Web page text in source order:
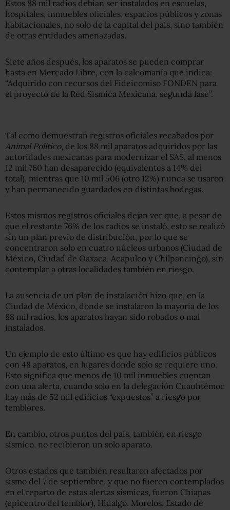
Estos 88 mil radios debían ser instalados en escuelas,
hospitales, inmuebles oficiales, espacios públicos y zonas
habitacionales, no solo de la capital del país, sino también
de otras entidades amenazadas.
Siete años después, los aparatos se pueden comprar
hasta en Mercado Libre, con la calcomanía que indica:
“Adquirido con recursos del Fideicomiso FONDEN para
el proyecto de la Red Sísmica Mexicana, segunda fase”.
Tal como demuestran registros oficiales recabados por
Animal Político, de los 88 mil aparatos adquiridos por las
autoridades mexicanas para modernizar el SAS, al menos
12 mil 760 han desaparecido (equivalentes a 14% del
total), mientras que 10 mil 506 (otro 12%) nunca se usaron
y han permanecido guardados en distintas bodegas.
Estos mismos registros oficiales dejan ver que, a pesar de
que el restante 76% de los radios se instaló, esto se realizó
sin un plan previo de distribución, por lo que se
concentraron solo en cuatro núcleos urbanos (Ciudad de
México, Ciudad de Oaxaca, Acapulco y Chilpancingo), sin
contemplar a otras localidades también en riesgo.
La ausencia de un plan de instalación hizo que, en la
Ciudad de México, donde se instalaron la mayoría de los
88 mil radios, los aparatos hayan sido robados o mal
instalados.
Un ejemplo de esto último es que hay edificios públicos
con 48 aparatos, en lugares donde solo se requiere uno.
Esto significa que menos de 10 mil inmuebles cuentan
con una alerta, cuando solo en la delegación Cuauhtémoc
hay más de 52 mil edificios “expuestos” a riesgo por
temblores.
En cambio, otros puntos del país, también en riesgo
sísmico, no recibieron un solo aparato.
Otros estados que también resultaron afectados por
sismo del 7 de septiembre, y que no fueron contemplados
en el reparto de estas alertas sísmicas, fueron Chiapas
(epicentro del temblor), Hidalgo, Morelos, Estado de